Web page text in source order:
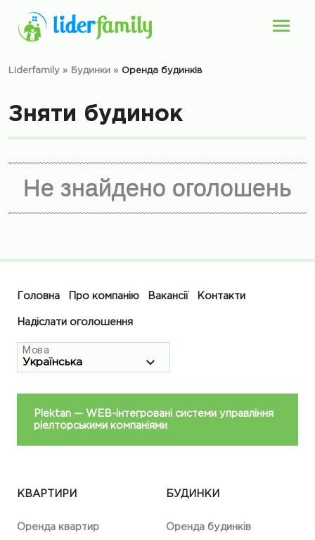
Liderfamily » Будинки » Оренда будинків
Зняти будинок
Не знайдено оголошень
Головна Про компанію Вакансії Контакти
Надіслати оголошення
Мова
Plektan — WEB-інтегровані системи управління
ріелторськими компаніями
КВАРТИРИ
Оренда квартир
БУДИНКИ
Оренда будинків